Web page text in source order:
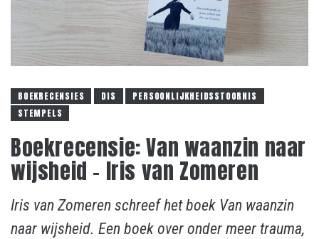
BOEKRECENSIES DIS
PERSOONLIJKHEIDSSTOORNIS
STEMPELS
Boekrecensie: Van waanzin naar
wijsheid – Iris van Zomeren
Iris van Zomeren schreef het boek Van waanzin
naar wijsheid. Een boek over onder meer trauma,